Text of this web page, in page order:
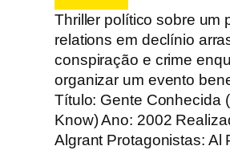
Thriller político sobre um
relations em declínio
conspiração e crime
organizar um evento
Título: Gente Conhecida
Know) Ano: 2002
Algrant Protagonistas: Al